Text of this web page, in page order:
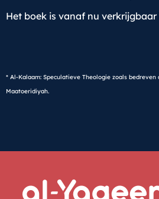
Het boek is vanaf nu verkrijgbaar
* Al-Kalaam: Speculatieve Theologie zoals bedreven
Maatoeridiyah.